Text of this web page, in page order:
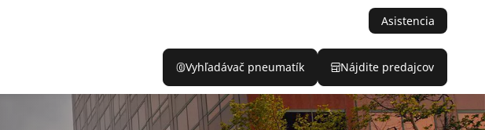
Asistencia
Vyhľadávač pneumatík Nájdite predajcov